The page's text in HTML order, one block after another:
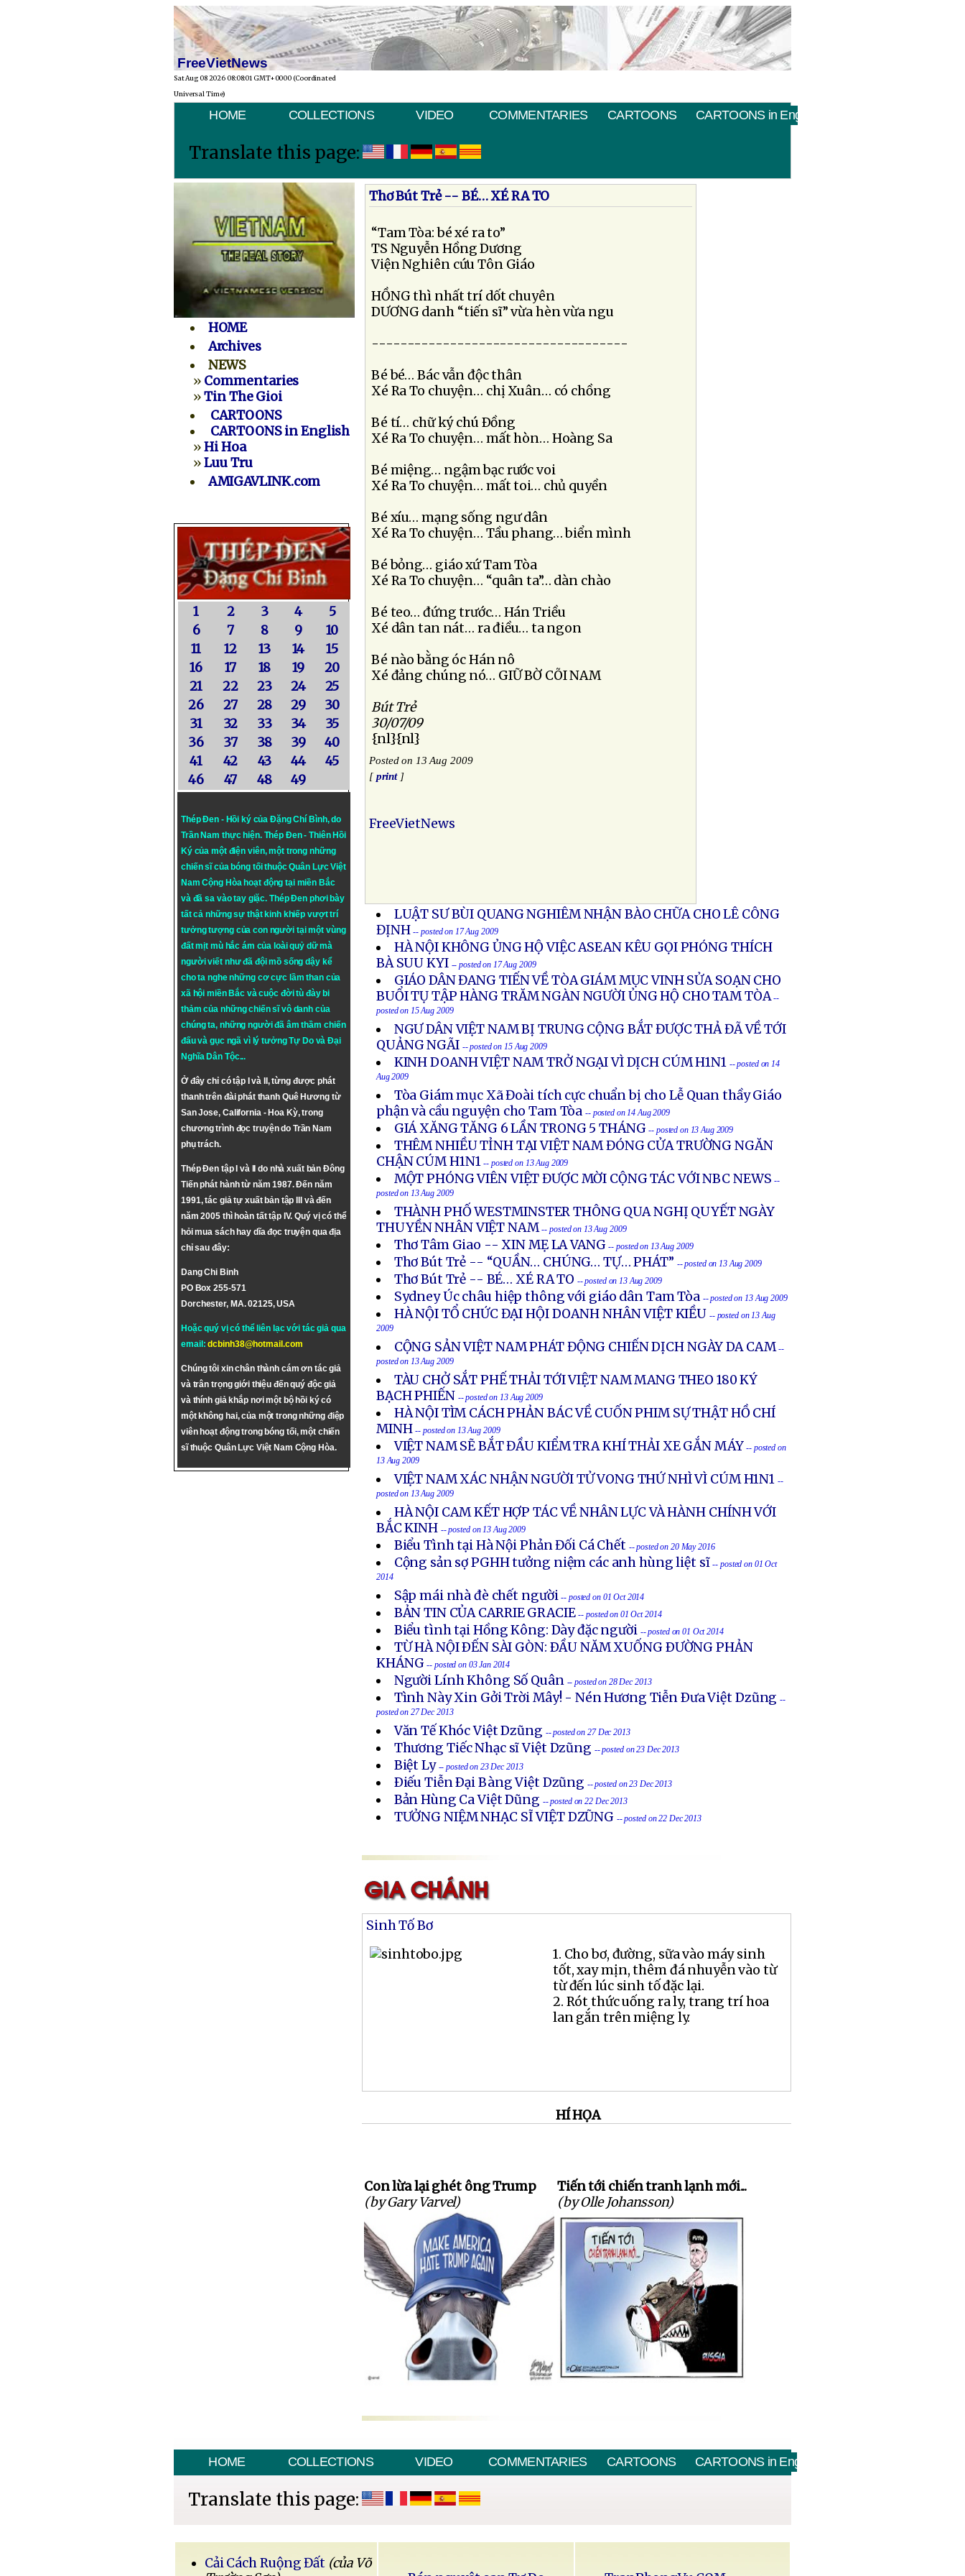
FreeVietNews
Sat Aug 08 2026 08:08:01 GMT+0000 (Coordinated
Universal Time)
HOME COLLECTIONS VIDEO COMMENTARIES CARTOONS CARTOONS in English
Translate this page:
HOME
Archives
NEWS
» Commentaries
»Tin The Gioi
CARTOONS
CARTOONS in English
»Hi Hoa
»Luu Tru
AMIGAVLINK.com
1 2 3 4
5
6
7 8 9
10
11
12 13 14
15
16
17 18 19
20
21
22 23 24
25
26
27 28 29
30
31
32 33 34
35
36
37 38 39
40
41
42 43 44
45
46
47 48 49
Thép Đen - Hồi ký của Đặng Chí Bình, do
Trần Nam thực hiện. Thép Đen- Thiên Hồi
Ký của một điện viên, một trong những
chiến sĩ của bóng tối thuộc Quân Lực Việt
Nam Cộng Hòa hoạt động tại miền Bắc
và đã sa vào tay giặc. Thép Đen phơi bày
tất cả những sự thật kinh khiếp vượt trí
tưởng tượng của con người tại một vùng
đất mịt mù hắc ám của loài quỷ dữ mà
người viết như đã đội mồ sống dậy kể
cho ta nghe những cơ cực lầm than của
xã hội miền Bắc và cuộc đời tù đày bi
thảm của những chiến sĩ vô danh của
chúng ta, những người đã âm thầm chiến
đấu và gục ngã vì lý tưởngTự DovàĐại
Nghĩa Dân Tộc...
Ở đây chỉ có tập I và II, từng được phát
thanh trên đài phát thanh Quê Hương từ
San Jose, California - Hoa Kỳ, trong
chương trình đọc truyện do Trần Nam
phụ trách.
Thép Đen tập I và II do nhà xuất bản Đông
Tiến phát hành từ năm 1987. Đến năm
1991, tác giả tự xuất bản tập III và đến
năm 2005 thì hoàn tất tập IV. Quý vị có thể
hỏi mua sách hay dĩa đọc truyện qua địa
chỉ sau đây:
Dang Chi Binh
PO Box 255-571
Dorchester, MA. 02125, USA
Hoặc quý vị có thể liên lạc với tác giả qua
email:dcbinh38@hotmail.com
Chúng tôi xin chân thành cám ơn tác giả
và trân trọng giới thiệu đến quý độc giả
và thính giả khắp nơi một bộ hồi ký có
một không hai, của một trong những điệp
viên hoạt động trong bóng tối, một chiến
sĩ thuộc Quân Lực Việt Nam Cộng Hòa.
Thơ Bút Trẻ -- BÉ… XÉ RA TO
“Tam Tòa: bé xé ra to”
TS Nguyễn Hồng Dương
Viện Nghiên cứu Tôn Giáo
HỒNG thì nhất trí dốt chuyên
DƯƠNG danh “tiến sĩ” vừa hèn vừa ngu
------------------------------------
Bé bé… Bác vẫn độc thân
Xé Ra To chuyện… chị Xuân… có chồng
Bé tí… chữ ký chú Ðồng
Xé Ra To chuyện… mất hòn… Hoàng Sa
Bé miệng… ngậm bạc rước voi
Xé Ra To chuyện… mất toi… chủ quyền
Bé xíu… mạng sống ngư dân
Xé Ra To chuyện… Tầu phang… biển mình
Bé bỏng… giáo xứ Tam Tòa
Xé Ra To chuyện… “quân ta”… dàn chào
Bé teo… đứng trước… Hán Triều
Xé dân tan nát… ra điều… ta ngon
Bé nào bằng óc Hán nô
Xé đảng chúng nó… GIỮ BỜ CÕI NAM
Bút Trẻ
30/07/09
{nl}{nl}
Posted on 13 Aug 2009
[print]
FreeVietNews
LUẬT SƯ BÙI QUANG NGHIÊM NHẬN BÀO CHỮA CHO LÊ CÔNG
ĐỊNH -- posted on 17 Aug 2009
HÀ NỘI KHÔNG ỦNG HỘ VIỆC ASEAN KÊU GỌI PHÓNG THÍCH
BÀ SUU KYI -- posted on 17 Aug 2009
GIÁO DÂN ĐANG TIẾN VỀ TÒA GIÁM MỤC VINH SỬA SOẠN CHO
BUỔI TỤ TẬP HÀNG TRĂM NGÀN NGƯỜI ỦNG HỘ CHO TAM TÒA --
posted on 15 Aug 2009
NGƯ DÂN VIỆT NAM BỊ TRUNG CỘNG BẮT ĐƯỢC THẢ ĐÃ VỀ TỚI
QUẢNG NGÃI -- posted on 15 Aug 2009
KINH DOANH VIỆT NAM TRỞ NGẠI VÌ DỊCH CÚM H1N1 -- posted on 14
Aug 2009
Tòa Giám mục Xã Đoài tích cực chuẩn bị cho Lễ Quan thầy Giáo
phận và cầu nguyện cho Tam Tòa -- posted on 14 Aug 2009
GIÁ XĂNG TĂNG 6 LẦN TRONG 5 THÁNG -- posted on 13 Aug 2009
THÊM NHIỀU TỈNH TẠI VIỆT NAM ĐÓNG CỬA TRƯỜNG NGĂN
CHẬN CÚM H1N1 -- posted on 13 Aug 2009
MỘT PHÓNG VIÊN VIỆT ĐƯỢC MỜI CỘNG TÁC VỚI NBC NEWS --
posted on 13 Aug 2009
THÀNH PHỐ WESTMINSTER THÔNG QUA NGHỊ QUYẾT NGÀY
THUYỀN NHÂN VIỆT NAM -- posted on 13 Aug 2009
Thơ Tâm Giao -- XIN MẸ LA VANG -- posted on 13 Aug 2009
Thơ Bút Trẻ -- “QUẦN… CHÚNG… TỰ… PHÁT” -- posted on 13 Aug 2009
Thơ Bút Trẻ -- BÉ… XÉ RA TO -- posted on 13 Aug 2009
Sydney Úc châu hiệp thông với giáo dân Tam Tòa -- posted on 13 Aug 2009
HÀ NỘI TỔ CHỨC ĐẠI HỘI DOANH NHÂN VIỆT KIỀU -- posted on 13 Aug
2009
CỘNG SẢN VIỆT NAM PHÁT ĐỘNG CHIẾN DỊCH NGÀY DA CAM --
posted on 13 Aug 2009
TÀU CHỞ SẮT PHẾ THẢI TỚI VIỆT NAM MANG THEO 180 KÝ
BẠCH PHIẾN -- posted on 13 Aug 2009
HÀ NỘI TÌM CÁCH PHẢN BÁC VỀ CUỐN PHIM SỰ THẬT HỒ CHÍ
MINH -- posted on 13 Aug 2009
VIỆT NAM SẼ BẮT ĐẦU KIỂM TRA KHÍ THẢI XE GẮN MÁY-- posted on
13 Aug 2009
VIỆT NAM XÁC NHẬN NGƯỜI TỬ VONG THỨ NHÌ VÌ CÚM H1N1 --
posted on 13 Aug 2009
HÀ NỘI CAM KẾT HỢP TÁC VỀ NHÂN LỰC VÀ HÀNH CHÍNH VỚI
BẮC KINH -- posted on 13 Aug 2009
Biểu Tình tại Hà Nội Phản Đối Cá Chết -- posted on 20 May 2016
Cộng sản sợ PGHH tưởng niệm các anh hùng liệt sĩ -- posted on 01 Oct
2014
Sập mái nhà đè chết người -- posted on 01 Oct 2014
BẢN TIN CỦA CARRIE GRACIE-- posted on 01 Oct 2014
Biểu tình tại Hồng Kông: Dày đặc người -- posted on 01 Oct 2014
TỪ HÀ NỘI ÐẾN SÀI GÒN: ÐẦU NĂM XUỐNG ÐƯỜNG PHẢN
KHÁNG-- posted on 03 Jan 2014
Người Lính Không Số Quân -- posted on 28 Dec 2013
Tình Này Xin Gởi Trời Mây! - Nén Hương Tiễn Ðưa Việt Dzũng --
posted on 27 Dec 2013
Văn Tế Khóc Việt Dzũng -- posted on 27 Dec 2013
Thương Tiếc Nhạc sĩ Việt Dzũng -- posted on 23 Dec 2013
Biệt Ly -- posted on 23 Dec 2013
Ðiếu Tiễn Ðại Bàng Việt Dzũng -- posted on 23 Dec 2013
Bản Hùng Ca Việt Dũng -- posted on 22 Dec 2013
TƯỞNG NIỆM NHẠC SĨ VIỆT DZŨNG -- posted on 22 Dec 2013
Sinh Tố Bơ
1. Cho bơ, đường, sữa vào máy sinh
tốt, xay mịn, thêm đá nhuyễn vào từ
từ đến lúc sinh tố đặc lại.
2. Rót thức uống ra ly, trang trí hoa
lan gắn trên miệng ly.
HÍ HỌA
Con lừa lại ghét ông Trump
(by Gary Varvel)
Tiến tới chiến tranh lạnh mới...
(by Olle Johansson)
HOME COLLECTIONS VIDEO COMMENTARIES CARTOONS CARTOONS in English
Translate this page:
Cải Cách Ruộng Đất (của Võ